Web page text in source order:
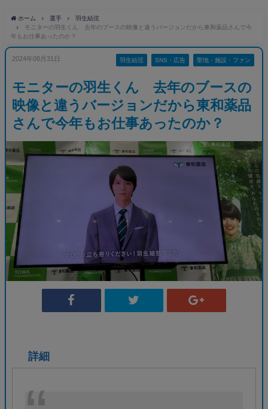
ホーム 選手
羽生結弦
モニターの羽生くん 去年のブースの映像と違うバージョンだから東和薬品さんで今
年もお仕事あったのか？
2024年08月31日 羽生結弦 SNS・広告 聖地・施設・ファン
モニターの羽生くん 去年のブースの
映像と違うバージョンだから東和薬品
さんで今年もお仕事あったのか？
詳細